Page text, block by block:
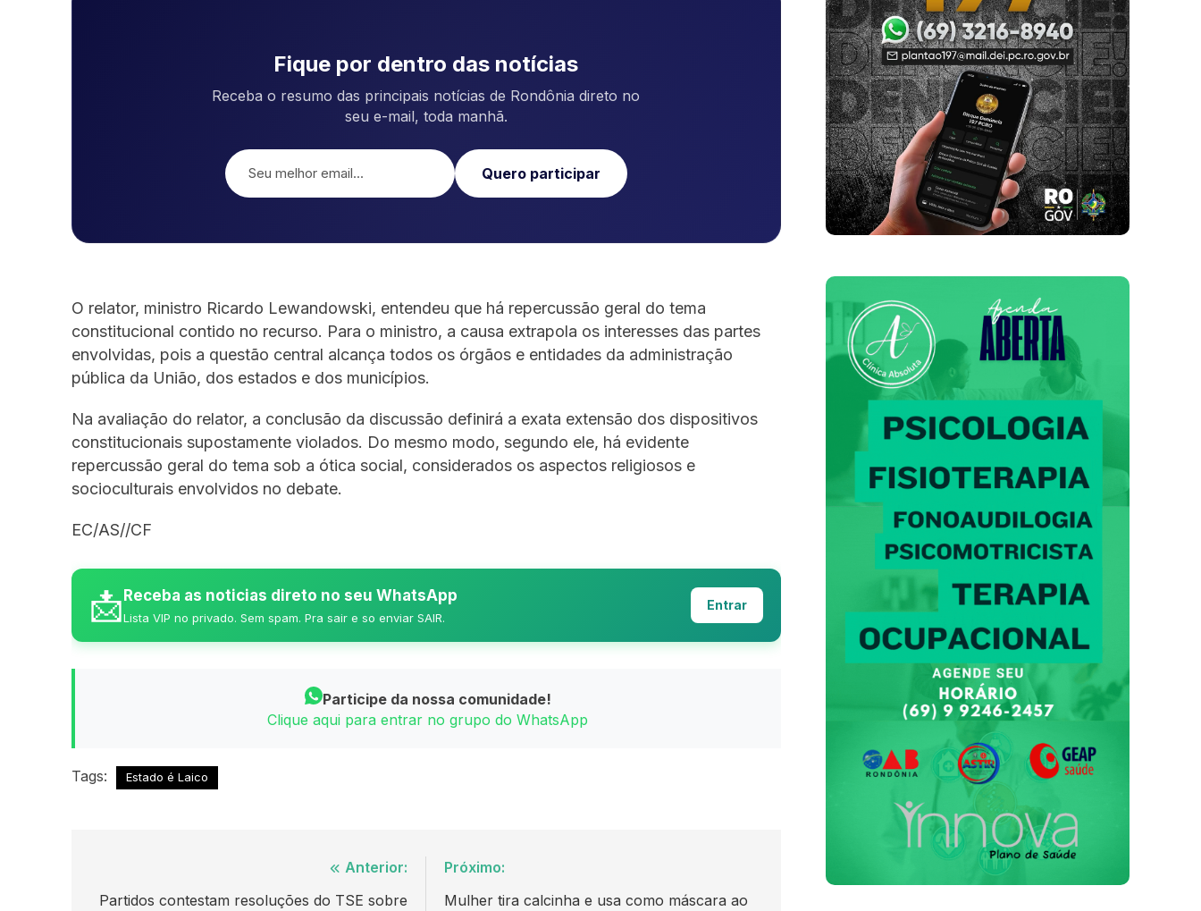
Fique por dentro das notícias
Receba o resumo das principais notícias de Rondônia direto no
seu e-mail, toda manhã.
Quero participar
O relator, ministro Ricardo Lewandowski, entendeu que há repercussão geral do tema
constitucional contido no recurso. Para o ministro, a causa extrapola os interesses das partes
envolvidas, pois a questão central alcança todos os órgãos e entidades da administração
pública da União, dos estados e dos municípios.
Na avaliação do relator, a conclusão da discussão definirá a exata extensão dos dispositivos
constitucionais supostamente violados. Do mesmo modo, segundo ele, há evidente
repercussão geral do tema sob a ótica social, considerados os aspectos religiosos e
socioculturais envolvidos no debate.
EC/AS//CF​
📩Receba as noticias direto no seu WhatsApp
Lista VIP no privado. Sem spam. Pra sair e so enviar SAIR.
Entrar
Participe da nossa comunidade!
Clique aqui para entrar no grupo do WhatsApp
Tags: Estado é Laico
de
Anterior:
Partidos contestam resoluções do TSE sobre
Próximo:
Mulher tira calcinha e usa como máscara ao